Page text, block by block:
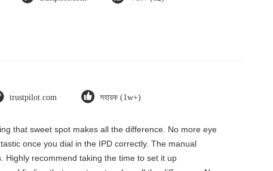
trustpilot.com সহায়ক (1w+)
that sweet spot makes all the difference. No more eye
once you dial in the IPD correctly. The manual
Highly recommend taking the time to set it up